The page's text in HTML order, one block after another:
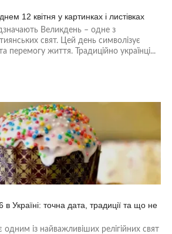
12 квітня у картинках і листівках
Великдень – одне з
свят. Цей день символізує
перемогу життя. Традиційно українці...
Україні: точна дата, традиції та що не
одним із найважливіших релігійних свят